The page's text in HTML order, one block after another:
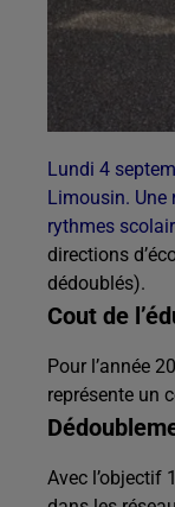
Lundi 4
Limousin. Une
rythmes
directions
dédoublés).
Cout de
Pour l’année
représente un
Avec l’objectif